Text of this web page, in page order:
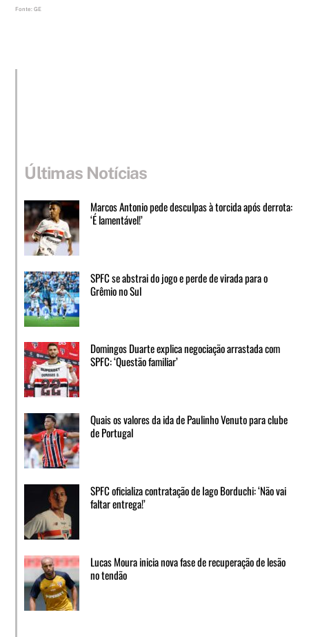
Fonte: GE
Últimas Notícias
Marcos Antonio pede desculpas à torcida após derrota:
‘É lamentável!’
SPFC se abstrai do jogo e perde de virada para o
Grêmio no Sul
Domingos Duarte explica negociação arrastada com
SPFC: ‘Questão familiar’
Quais os valores da ida de Paulinho Venuto para clube
de Portugal
SPFC oficializa contratação de Iago Borduchi: ‘Não vai
faltar entrega!’
Lucas Moura inicia nova fase de recuperação de lesão
no tendão